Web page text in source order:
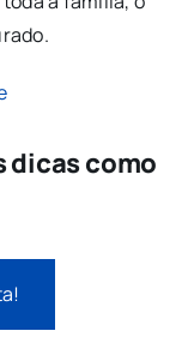
dicas como